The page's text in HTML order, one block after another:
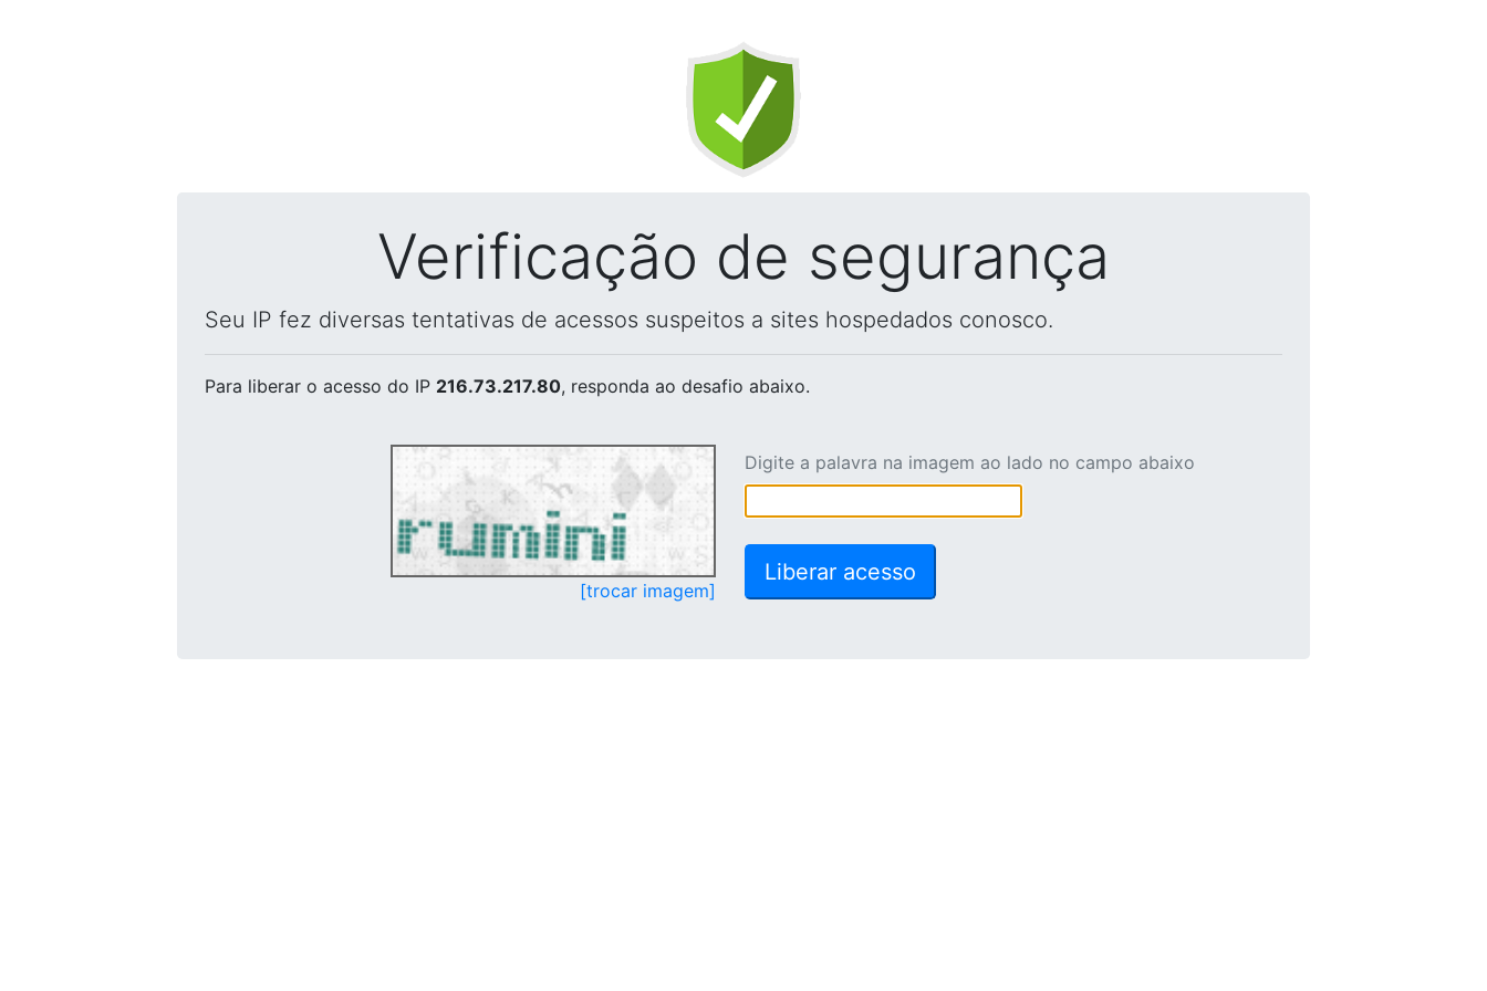
Verificação de segurança
Seu IP fez diversas tentativas de acessos suspeitos a sites hospedados conosco.
Para liberar o acesso do IP 216.73.217.80, responda ao desafio abaixo.
[trocar imagem]
Digite a palavra na imagem ao lado no campo abaixo